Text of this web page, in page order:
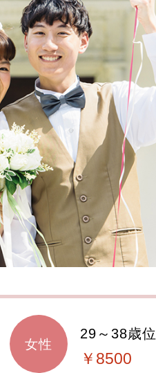
女性
29～38歳位
￥8500